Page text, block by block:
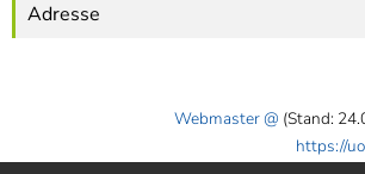
Adresse
Webmaster (Stand:
https://